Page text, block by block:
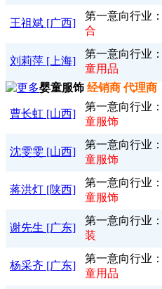
王祖斌 [广西]
第一意向行业：
合
刘莉萍 [上海]
第一意向行业：
童用品
婴童服饰 经销商 代理商
曹长虹 [山西]
第一意向行业：
童服饰
沈雯雯 [山西]
第一意向行业：
童服饰
蒋洪灯 [陕西]
第一意向行业：
童服饰
谢先生 [广东]
第一意向行业：
装
杨采齐 [广东]
第一意向行业：
童用品